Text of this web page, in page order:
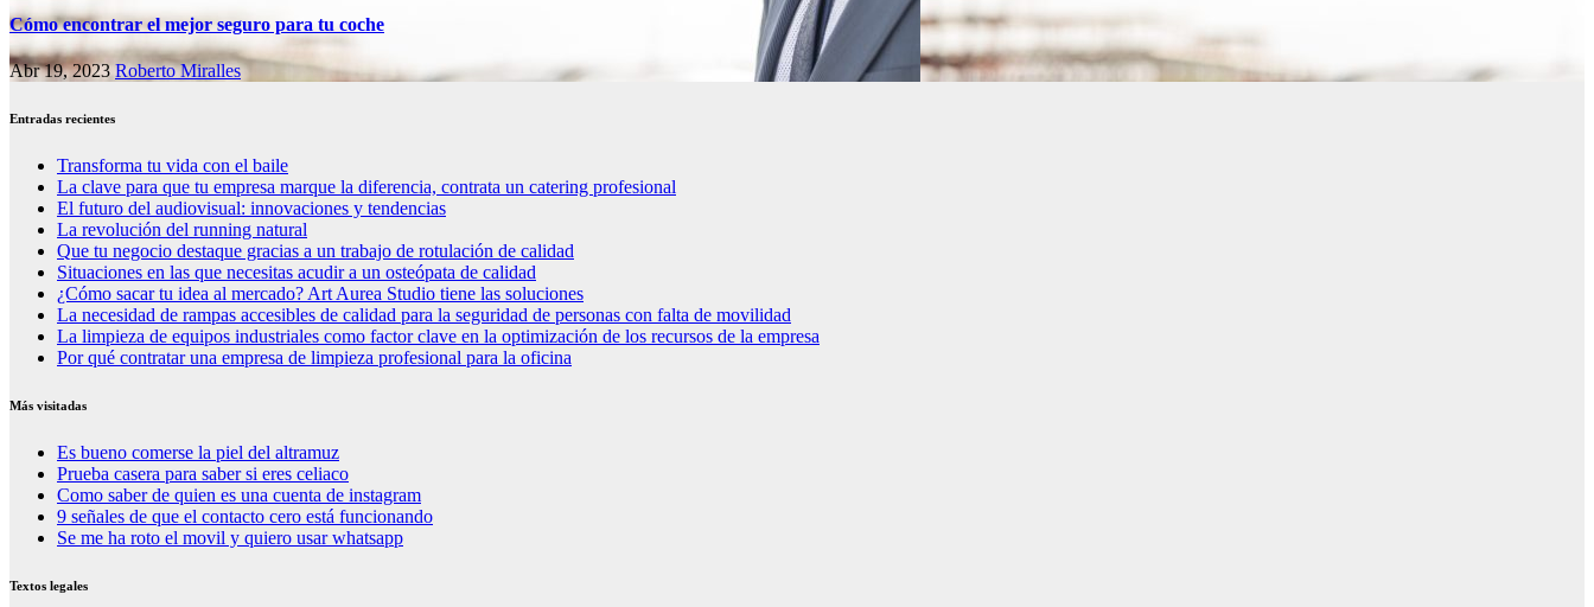
Cómo encontrar el mejor seguro para tu coche
Abr 19, 2023Roberto Miralles
Entradas recientes
Transforma tu vida con el baile
La clave para que tu empresa marque la diferencia, contrata un catering profesional
El futuro del audiovisual: innovaciones y tendencias
La revolución del running natural
Que tu negocio destaque gracias a un trabajo de rotulación de calidad
Situaciones en las que necesitas acudir a un osteópata de calidad
¿Cómo sacar tu idea al mercado? Art Aurea Studio tiene las soluciones
La necesidad de rampas accesibles de calidad para la seguridad de personas con falta de movilidad
La limpieza de equipos industriales como factor clave en la optimización de los recursos de la empresa
Por qué contratar una empresa de limpieza profesional para la oficina
Más visitadas
Es bueno comerse la piel del altramuz
Prueba casera para saber si eres celiaco
Como saber de quien es una cuenta de instagram
9 señales de que el contacto cero está funcionando
Se me ha roto el movil y quiero usar whatsapp
Textos legales